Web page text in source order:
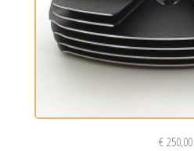
€250,00